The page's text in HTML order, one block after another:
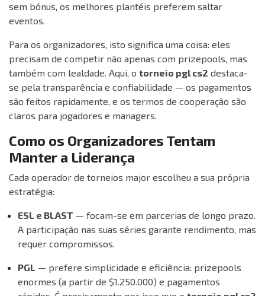
sem bónus, os melhores plantéis preferem saltar
eventos.
Para os organizadores, isto significa uma coisa: eles
precisam de competir não apenas com prizepools, mas
também com lealdade. Aqui, o torneio pgl cs2 destaca-
se pela transparência e confiabilidade — os pagamentos
são feitos rapidamente, e os termos de cooperação são
claros para jogadores e managers.
Como os Organizadores Tentam
Manter a Liderança
Cada operador de torneios major escolheu a sua própria
estratégia:
ESL e BLAST — focam-se em parcerias de longo prazo.
A participação nas suas séries garante rendimento, mas
requer compromissos.
PGL — prefere simplicidade e eficiência: prizepools
enormes (a partir de $1.250.000) e pagamentos